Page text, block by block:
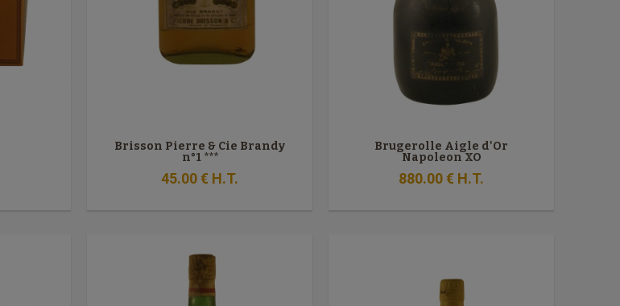
Brisson Pierre & Cie Brandy
n°1 ***
45.00€ H.T.
Brugerolle Aigle d'Or
Napoleon XO
880.00€ H.T.